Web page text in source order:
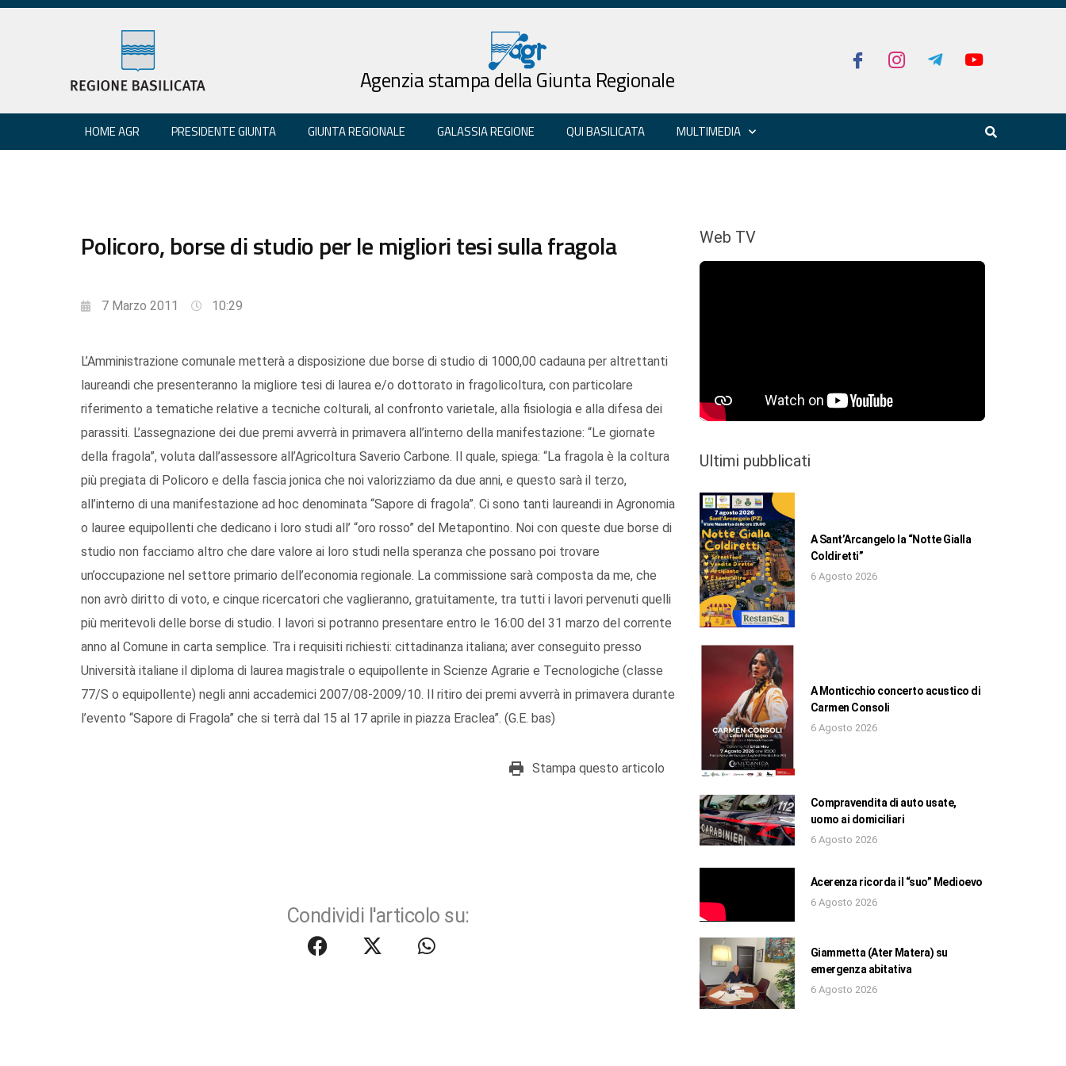
Agenzia stampa della Giunta Regionale
HOME AGR PRESIDENTE GIUNTA GIUNTA REGIONALE GALASSIA REGIONE QUI BASILICATA MULTIMEDIA
Policoro, borse di studio per le migliori tesi sulla fragola
7 Marzo 2011 10:29
L’Amministrazione comunale metterà a disposizione due borse di studio di 1000,00 cadauna per altrettanti
laureandi che presenteranno la migliore tesi di laurea e/o dottorato in fragolicoltura, con particolare
riferimento a tematiche relative a tecniche colturali, al confronto varietale, alla fisiologia e alla difesa dei
parassiti. L’assegnazione dei due premi avverrà in primavera all’interno della manifestazione: “Le giornate
della fragola”, voluta dall’assessore all’Agricoltura Saverio Carbone. Il quale, spiega: “La fragola è la coltura
più pregiata di Policoro e della fascia jonica che noi valorizziamo da due anni, e questo sarà il terzo,
all’interno di una manifestazione ad hoc denominata “Sapore di fragola”. Ci sono tanti laureandi in Agronomia
o lauree equipollenti che dedicano i loro studi all’ “oro rosso” del Metapontino. Noi con queste due borse di
studio non facciamo altro che dare valore ai loro studi nella speranza che possano poi trovare
un’occupazione nel settore primario dell’economia regionale. La commissione sarà composta da me, che
non avrò diritto di voto, e cinque ricercatori che vaglieranno, gratuitamente, tra tutti i lavori pervenuti quelli
più meritevoli delle borse di studio. I lavori si potranno presentare entro le 16:00 del 31 marzo del corrente
anno al Comune in carta semplice. Tra i requisiti richiesti: cittadinanza italiana; aver conseguito presso
Università italiane il diploma di laurea magistrale o equipollente in Scienze Agrarie e Tecnologiche (classe
77/S o equipollente) negli anni accademici 2007/08-2009/10. Il ritiro dei premi avverrà in primavera durante
l’evento “Sapore di Fragola” che si terrà dal 15 al 17 aprile in piazza Eraclea”. (G.E. bas)
Stampa questo articolo
Condividi l'articolo su:
Web TV
Ultimi pubblicati
A Sant’Arcangelo la “Notte Gialla
Coldiretti”
6 Agosto 2026
A Monticchio concerto acustico di
Carmen Consoli
6 Agosto 2026
Compravendita di auto usate,
uomo ai domiciliari
6 Agosto 2026
Acerenza ricorda il “suo” Medioevo
6 Agosto 2026
Giammetta (Ater Matera) su
emergenza abitativa
6 Agosto 2026